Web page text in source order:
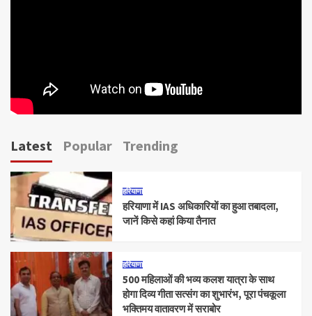
Latest Popular Trending
हरियाणा
हरियाणा में IAS अधिकारियों का हुआ तबादला,
जानें किसे कहां किया तैनात
हरियाणा
500 महिलाओं की भव्य कलश यात्रा के साथ
होगा दिव्य गीता सत्संग का शुभारंभ, पूरा पंचकूला
भक्तिमय वातावरण में सराबोर